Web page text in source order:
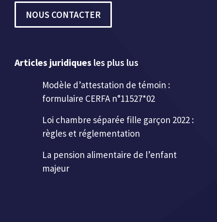
NOUS CONTACTER
Articles juridiques les plus lus
Modèle d’attestation de témoin :
formulaire CERFA n°11527*02
Loi chambre séparée fille garçon 2022 :
règles et réglementation
La pension alimentaire de l’enfant
majeur